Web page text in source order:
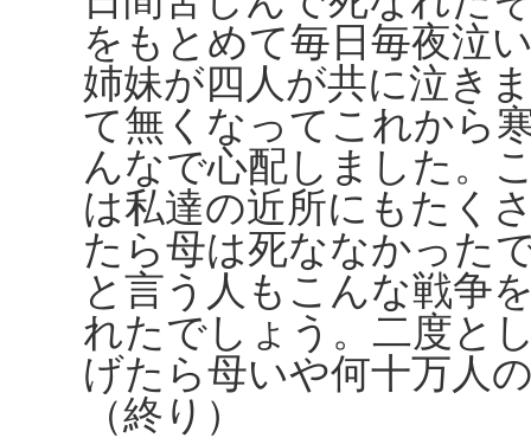
をもとめて毎日毎夜泣
姉妹が四人が共に泣き
て無くなってこれから
んなで心配しました。
は私達の近所にもたく
たら母は死ななかった
と言う人もこんな戦争
れたでしょう。二度と
げたら母いや何十万人
（終り）